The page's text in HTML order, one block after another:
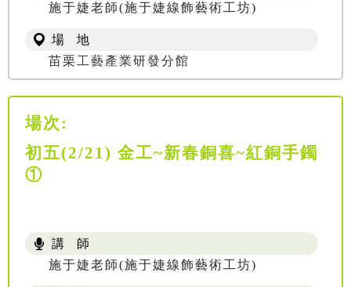
施于婕老師(施于婕線飾藝術工坊)
場 地
苗栗工藝產業研發分館
場次:
初五(2/21) 金工~新春銅喜~紅銅手鐲
①
講 師
施于婕老師(施于婕線飾藝術工坊)